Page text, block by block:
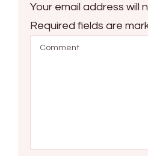
Your email address will
Required fields are